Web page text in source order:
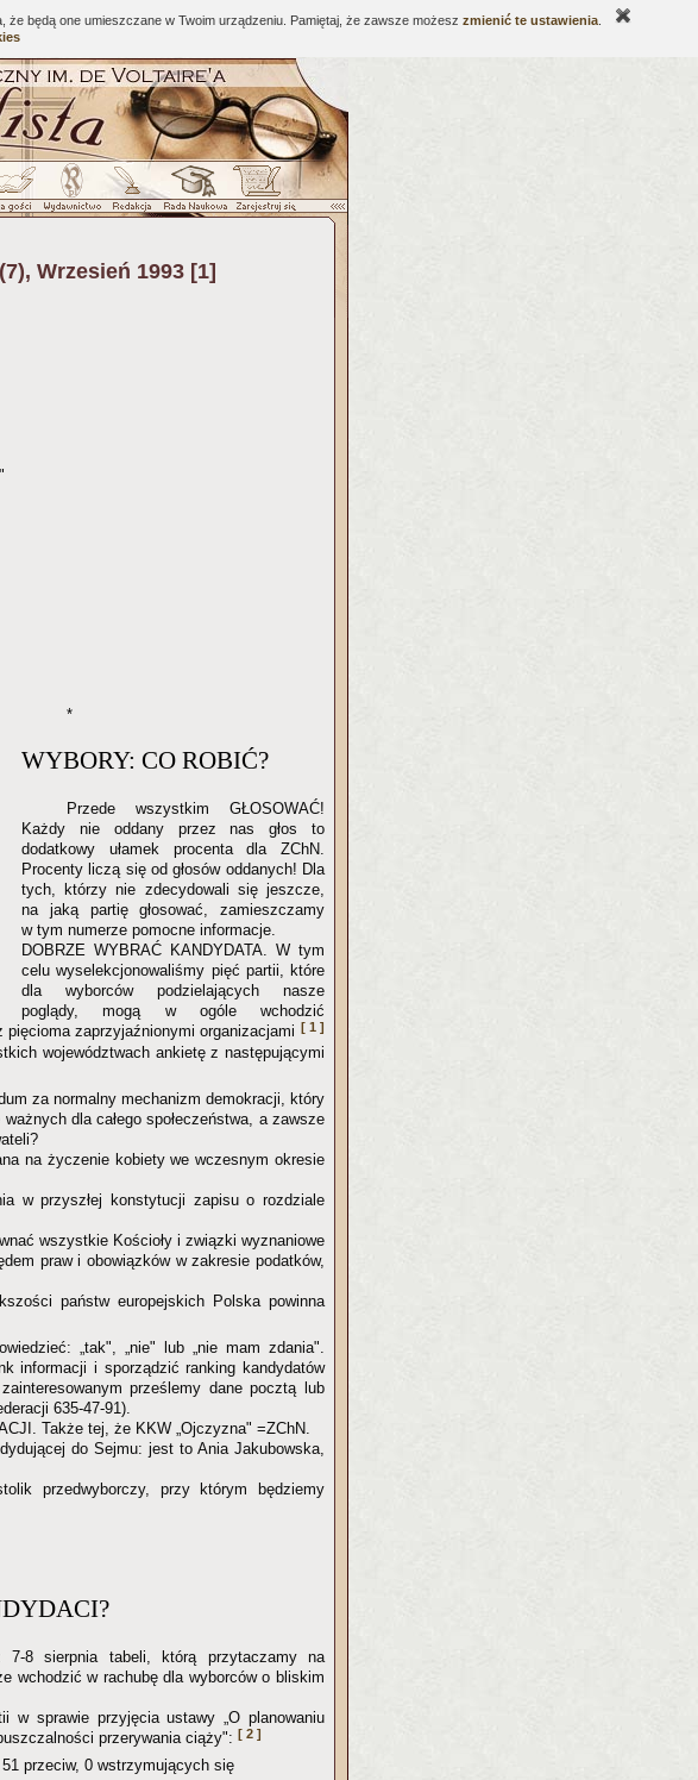
będą one umieszczane w Twoim urządzeniu. Pamiętaj, że zawsze możesz zmienić te ustawienia
Wrzesień 1993 [1]
*
WYBORY: CO ROBIĆ?
Przede wszystkim GŁOSOWAĆ!
Każdy nie oddany przez nas głos to
dodatkowy ułamek procenta dla ZChN.
Procenty liczą się od głosów oddanych! Dla
tych, którzy nie zdecydowali się jeszcze,
na jaką partię głosować, zamieszczamy
w tym numerze pomocne informacje.
DOBRZE WYBRAĆ KANDYDATA. W tym
celu wyselekcjonowaliśmy pięć partii, które
dla wyborców podzielających nasze
poglądy, mogą w ogóle wchodzić
zaprzyjaźnionymi organizacjami
[ 1 ]
województwach ankietę z następującymi
za normalny mechanizm demokracji, który
dla całego społeczeństwa, a zawsze
na życzenie kobiety we wczesnym okresie
w przyszłej konstytucji zapisu o rozdziale
wszystkie Kościoły i związki wyznaniowe
praw i obowiązków w zakresie podatków,
państw europejskich Polska powinna
„tak", „nie" lub „nie mam zdania".
informacji i sporządzić ranking kandydatów
prześlemy dane pocztą lub
635-47-91).
Także tej, że KKW „Ojczyzna" =ZChN.
do Sejmu: jest to Ania Jakubowska,
przedwyborczy, przy którym będziemy
8 sierpnia tabeli, którą przytaczamy na
wchodzić w rachubę dla wyborców o bliskim
w sprawie przyjęcia ustawy „O planowaniu
przerywania ciąży": [ 2 ]
51 przeciw, 0 wstrzymujących się